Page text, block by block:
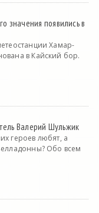
значения появились в
Хамар-
в Кайский бор.
Валерий Шульжик
героев любят, а
Обо всем